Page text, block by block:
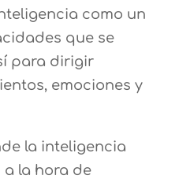
como un
que se
para dirigir
emociones y
la inteligencia
la hora de